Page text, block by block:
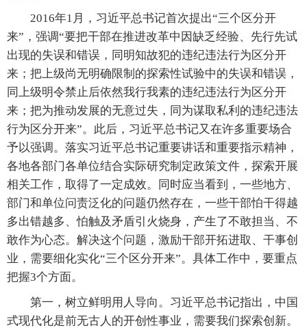
2016年1月，习近平总书记首次提出“三个区分开
来”，强调“要把干部在推进改革中因缺乏经验、先行先试
出现的失误和错误，同明知故犯的违纪违法行为区分开
来；把上级尚无明确限制的探索性试验中的失误和错误，
同上级明令禁止后依然我行我素的违纪违法行为区分开
来；把为推动发展的无意过失，同为谋取私利的违纪违法
行为区分开来”。此后，习近平总书记又在许多重要场合
予以强调。落实习近平总书记重要讲话和重要指示精神，
各地各部门各单位结合实际研究制定政策文件，探索开展
相关工作，取得了一定成效。同时应当看到，一些地方、
部门和单位问责泛化的问题仍然存在，一些干部怕干得越
多出错越多、怕触及矛盾引火烧身，产生了不敢担当、不
敢作为心态。解决这个问题，激励干部开拓进取、干事创
业，需要细化实化“三个区分开来”。具体工作中，要重点
把握3个方面。
第一，树立鲜明用人导向。习近平总书记指出，中国
式现代化是前无古人的开创性事业，需要我们探索创新。